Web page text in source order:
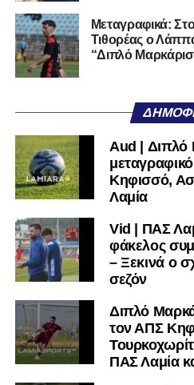
του ευχόμαστε υγεία και
Ακολουθήστε τοlamiara.gr
μαθαίνετε πρώτοι τα
Twitterκαι στο
μαθαίνετε σε χρόνο dt όλα τα
Μεταγραφικά:
Τιθορέας ο
“Διπλό
Aud | Διπλό
Κηφισσό,
Λαμία
Vid | ΠΑΣ
φάκελος
– Ξεκινά ο
σεζόν
Διπλό
τον ΑΠΣ
ΠΑΣ Λαμία